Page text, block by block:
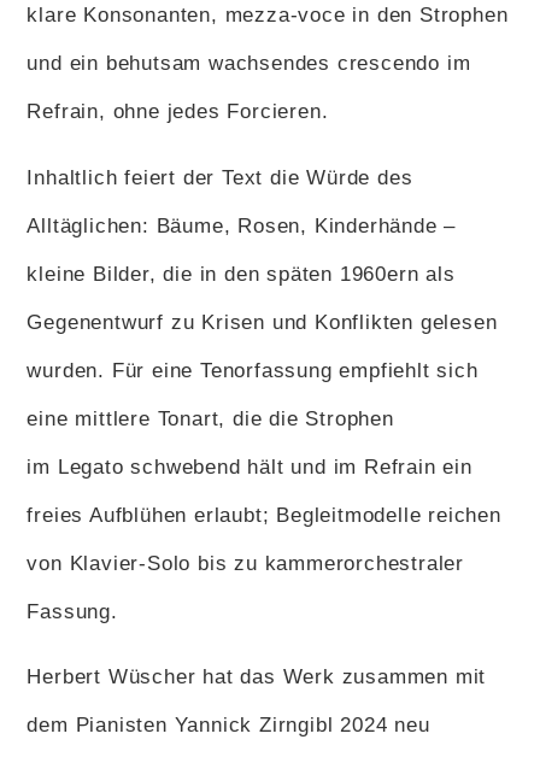
klare Konsonanten, mezza-voce in den Strophen
und ein behutsam wachsendes crescendo im
Refrain, ohne jedes Forcieren.
Inhaltlich feiert der Text die Würde des
Alltäglichen: Bäume, Rosen, Kinderhände –
kleine Bilder, die in den späten 1960ern als
Gegenentwurf zu Krisen und Konflikten gelesen
wurden. Für eine Tenorfassung empfiehlt sich
eine mittlere Tonart, die die Strophen
im Legato schwebend hält und im Refrain ein
freies Aufblühen erlaubt; Begleitmodelle reichen
von Klavier-Solo bis zu kammerorchestraler
Fassung.
Herbert Wüscher hat das Werk zusammen mit
dem Pianisten Yannick Zirngibl 2024 neu